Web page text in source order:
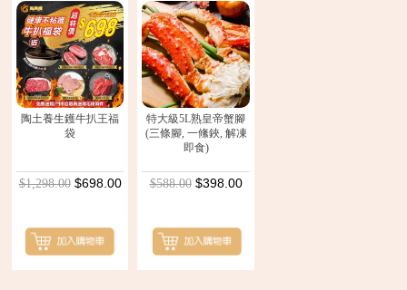
陶土養生鑊牛扒王福
袋
$1,298.00 $698.00
特大級5L熟皇帝蟹腳
(三條腳, 一絛鋏, 解凍
即食)
$588.00 $398.00